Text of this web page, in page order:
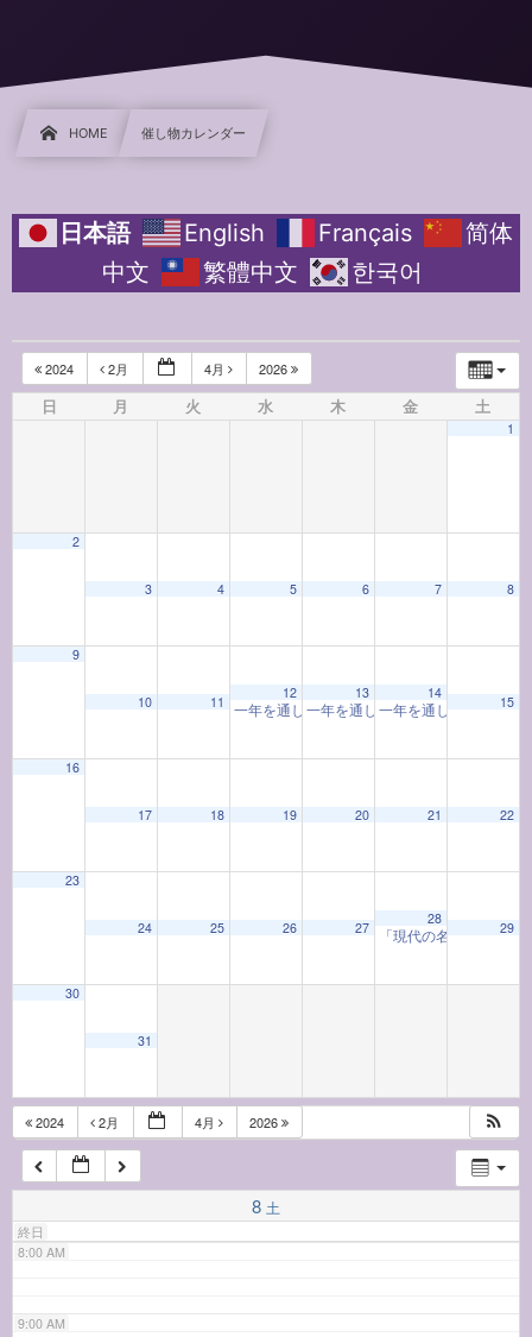
HOME 催し物カレンダー
日本語 English Français
简体
中文
繁體中文 한국어
2024 2月 4月 2026
日 月 火 水 木 金 土
1
2
3 4 5 6 7 8
9
10 11
12
一年を通して学ぶ着物教室「着物と和の心」
13
一年を通して学ぶ着物教室「着物
14
一年を通して学ぶお香
15
16
17 18 19 20 21 22
23
24 25 26 27
28
「現代の名工」による
29
30
31
2024 2月 4月 2026
8 土
終日
6:00 AM
7:00 AM
8:00 AM
9:00 AM